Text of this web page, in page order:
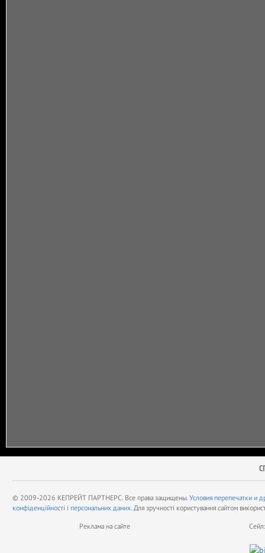
© 2009-2026 КЕПРЕЙТ ПАРТНЕРС. Все права защищены. Условия перепечатки и
конфіденційності і персональних даних. Для зручності користування сайтом
Реклама на сайте